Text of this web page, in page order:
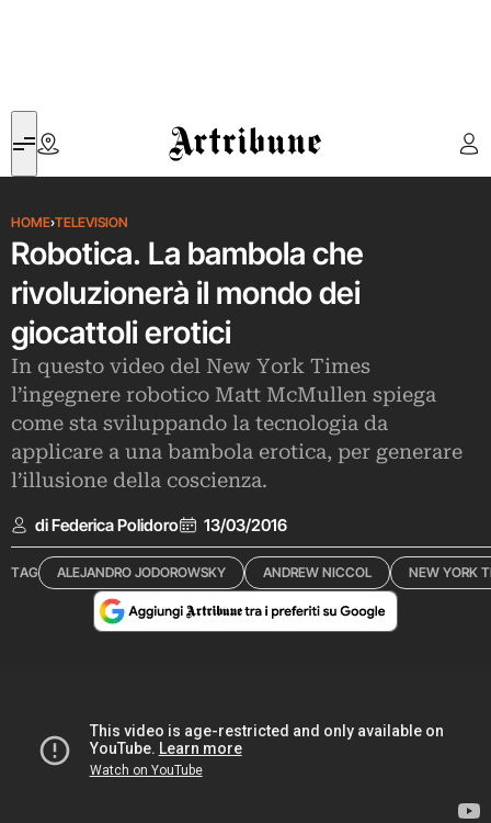
Artribune
HOME›TELEVISION
Robotica. La bambola che
rivoluzionerà il mondo dei
giocattoli erotici
In questo video del New York Times
l’ingegnere robotico Matt McMullen spiega
come sta sviluppando la tecnologia da
applicare a una bambola erotica, per generare
l’illusione della coscienza.
di Federica Polidoro 13/03/2016
TAG ALEJANDRO JODOROWSKY ANDREW NICCOL NEW YORK